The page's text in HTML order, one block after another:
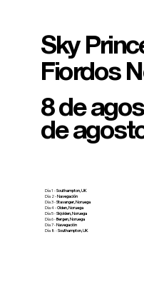
Sky
Fiordos
8 de
de
Día 1 -Southampton, UK
Día 2 -Navegación
Día 3 -Stavanger, Noruega
Día 4 -Olden, Noruega
Día 5 -Skjolden, Noruega
Día 6 -Bergen, Noruega
Día 7 -Navegación
Día 8 -Southampton, UK